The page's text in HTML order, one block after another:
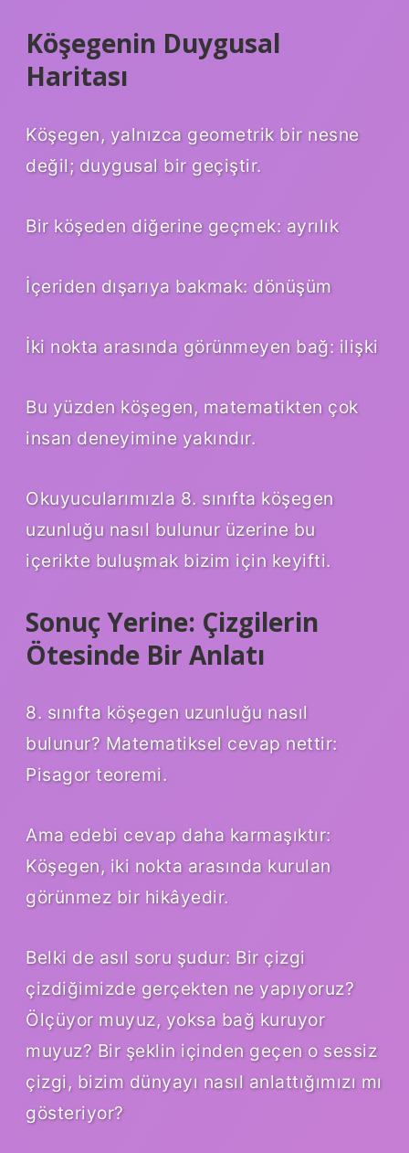
Köşegenin Duygusal
Haritası
Köşegen, yalnızca geometrik bir nesne
değil; duygusal bir geçiştir.
Bir köşeden diğerine geçmek: ayrılık
İçeriden dışarıya bakmak: dönüşüm
İki nokta arasında görünmeyen bağ: ilişki
Bu yüzden köşegen, matematikten çok
insan deneyimine yakındır.
Okuyucularımızla 8. sınıfta köşegen
uzunluğu nasıl bulunur üzerine bu
içerikte buluşmak bizim için keyifti.
Sonuç Yerine: Çizgilerin
Ötesinde Bir Anlatı
8. sınıfta köşegen uzunluğu nasıl
bulunur? Matematiksel cevap nettir:
Pisagor teoremi.
Ama edebi cevap daha karmaşıktır:
Köşegen, iki nokta arasında kurulan
görünmez bir hikâyedir.
Belki de asıl soru şudur: Bir çizgi
çizdiğimizde gerçekten ne yapıyoruz?
Ölçüyor muyuz, yoksa bağ kuruyor
muyuz? Bir şeklin içinden geçen o sessiz
çizgi, bizim dünyayı nasıl anlattığımızı mı
gösteriyor?